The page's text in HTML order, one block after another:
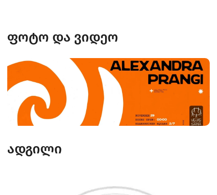
ფოტო და ვიდეო
ადგილი